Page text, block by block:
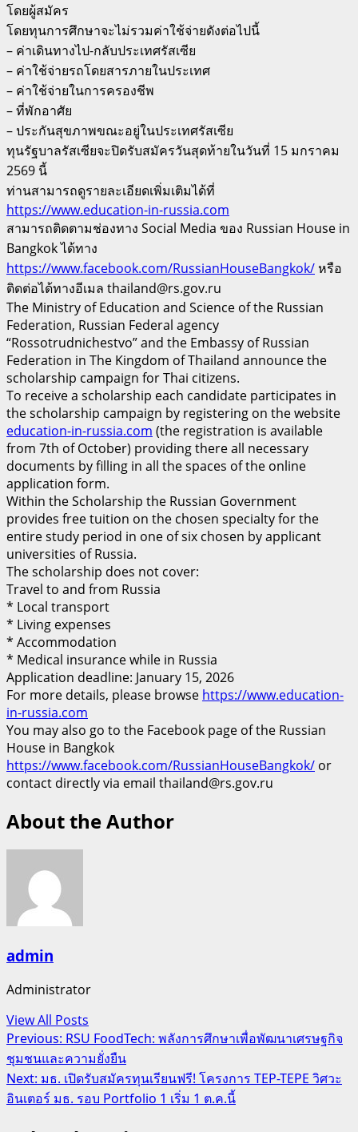
โดยผู้สมัคร
โดยทุนการศึกษาจะไม่รวมค่าใช้จ่ายดังต่อไปนี้
– ค่าเดินทางไป-กลับประเทศรัสเซีย
– ค่าใช้จ่ายรถโดยสารภายในประเทศ
– ค่าใช้จ่ายในการครองชีพ
– ที่พักอาศัย
– ประกันสุขภาพขณะอยู่ในประเทศรัสเซีย
ทุนรัฐบาลรัสเซียจะปิดรับสมัครวันสุดท้ายในวันที่ 15 มกราคม
2569 นี้
ท่านสามารถดูรายละเอียดเพิ่มเติมได้ที่
https://www.education-in-russia.com
สามารถติดตามช่องทาง Social Media ของ Russian House in
Bangkok ได้ทาง
https://www.facebook.com/RussianHouseBangkok/หรือ
ติดต่อได้ทางอีเมล thailand@rs.gov.ru
The Ministry of Education and Science of the Russian
Federation, Russian Federal agency
“Rossotrudnichestvo” and the Embassy of Russian
Federation in The Kingdom of Thailand announce the
scholarship campaign for Thai citizens.
To receive a scholarship each candidate participates in
the scholarship campaign by registering on the website
education-in-russia.com (the registration is available
from 7th of October) providing there all necessary
documents by filling in all the spaces of the online
application form.
Within the Scholarship the Russian Government
provides free tuition on the chosen specialty for the
entire study period in one of six chosen by applicant
universities of Russia.
The scholarship does not cover:
Travel to and from Russia
* Local transport
* Living expenses
* Accommodation
* Medical insurance while in Russia
Application deadline: January 15, 2026
For more details, please browse https://www.education-
in-russia.com
You may also go to the Facebook page of the Russian
House in Bangkok
https://www.facebook.com/RussianHouseBangkok/ or
contact directly via email thailand@rs.gov.ru
About the Author
admin
Administrator
View All Posts
Post
navigation
Previous: RSU FoodTech: พลังการศึกษาเพื่อพัฒนาเศรษฐกิจ
ชุมชนและความยั่งยืน
Next: มธ. เปิดรับสมัครทุนเรียนฟรี! โครงการ TEP-TEPE วิศวะ
อินเตอร์ มธ. รอบ Portfolio 1 เริ่ม 1 ต.ค.นี้